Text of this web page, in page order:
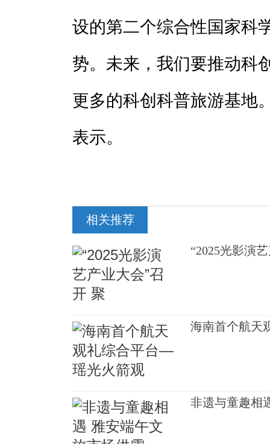
设的第二个综合性国家科
势。未来，我们要推动科
更多的科创科普旅游基地
表示。
相关推荐
“2025光影演
海南首个航天
非遗与童趣相